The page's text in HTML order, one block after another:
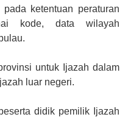
ketentuan peraturan
kode, data wilayah
untuk Ijazah dalam
luar negeri.
didik pemilik Ijazah